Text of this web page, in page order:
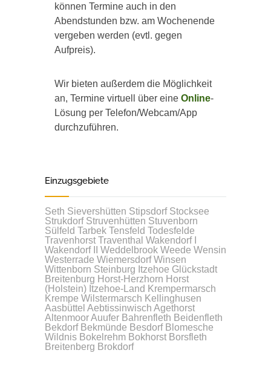
können Termine auch in den
Abendstunden bzw. am Wochenende
vergeben werden (evtl. gegen
Aufpreis).
Wir bieten außerdem die Möglichkeit
an, Termine virtuell über eine Online-
Lösung per Telefon/Webcam/App
durchzuführen.
Einzugsgebiete
Seth Sievershütten Stipsdorf Stocksee
Strukdorf Struvenhütten Stuvenborn
Sülfeld Tarbek Tensfeld Todesfelde
Travenhorst Traventhal Wakendorf I
Wakendorf II
Weddelbrook Weede Wensin
Westerrade Wiemersdorf Winsen
Wittenborn Steinburg Itzehoe Glückstadt
Breitenburg Horst-Herzhorn Horst
(Holstein) Itzehoe-Land Krempermarsch
Krempe Wilstermarsch Kellinghusen
Aasbüttel Aebtissinwisch Agethorst
AltenmoorAuufer Bahrenfleth Beidenfleth
Bekdorf Bekmünde Besdorf Blomesche
Wildnis Bokelrehm Bokhorst Borsfleth
Breitenberg Brokdorf